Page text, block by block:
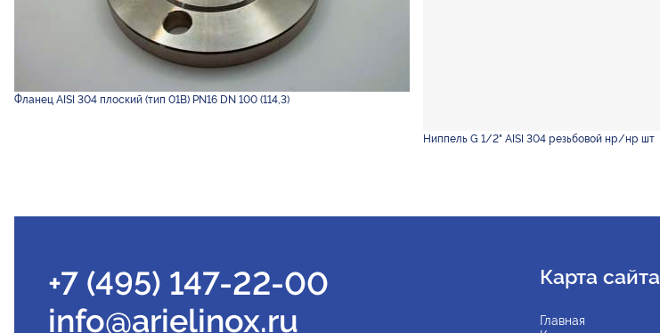
Фланец AISI 304 плоский (тип 01B) PN16 DN 100 (114,3)
Ниппель G 1/2" AISI 304 резьбовой нр/нр шт
+7 (495) 147-22-00
info@arielinox.ru
Карта сайта
Главная